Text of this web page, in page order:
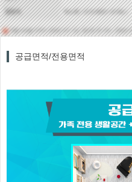
공급면적/전용면적